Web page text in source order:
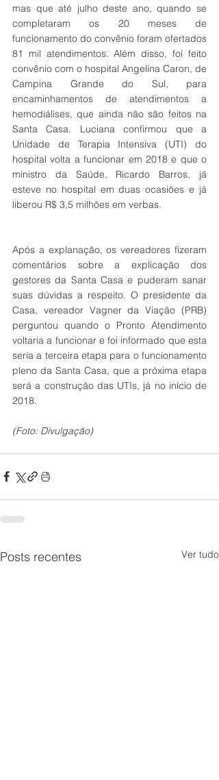
mas que até julho deste ano, quando se
completaram os 20 meses de
funcionamento do convênio foram ofertados
81 mil atendimentos. Além disso, foi feito
convênio com o hospital Angelina Caron, de
Campina Grande do Sul, para
encaminhamentos de atendimentos a
hemodiálises, que ainda não são feitos na
Santa Casa. Luciana confirmou que a
Unidade de Terapia Intensiva (UTI) do
hospital volta a funcionar em 2018 e que o
ministro da Saúde, Ricardo Barros, já
esteve no hospital em duas ocasiões e já
liberou R$ 3,5 milhões em verbas.
Após a explanação, os vereadores fizeram
comentários sobre a explicação dos
gestores da Santa Casa e puderam sanar
suas dúvidas a respeito. O presidente da
Casa, vereador Vagner da Viação (PRB)
perguntou quando o Pronto Atendimento
voltaria a funcionar e foi informado que esta
seria a terceira etapa para o funcionamento
pleno da Santa Casa, que a próxima etapa
será a construção das UTIs, já no início de
2018.
(Foto: Divulgação)
Posts recentes Ver tudo